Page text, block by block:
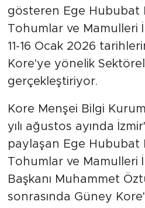
gösteren Ege Hububat
Tohumlar ve Mamulleri
11-16 Ocak 2026
Kore'ye yönelik
gerçekleştiriyor.
Kore Menşei Bilgi
yılı ağustos ayında
paylaşan Ege Hububat
Tohumlar ve Mamulleri
Başkanı Muhammet
sonrasında Güney